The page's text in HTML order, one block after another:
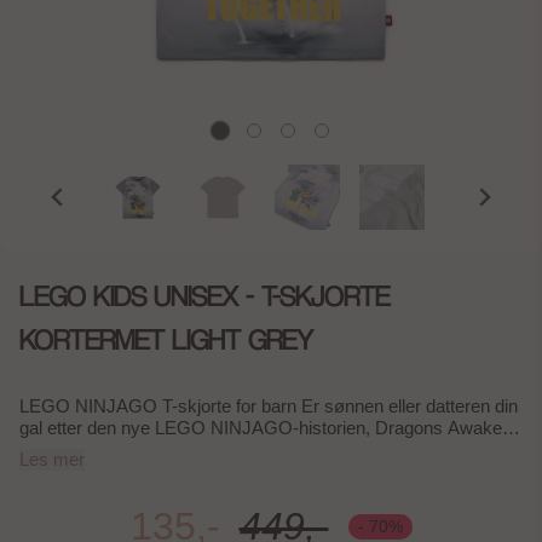
LEGO KIDS UNISEX - T-SKJORTE
KORTERMET LIGHT GREY
LEGO NINJAGO T-skjorte for barn Er sønnen eller datteren din
gal etter den nye LEGO NINJAGO-historien, Dragons Awaken?
Da bør du kjøpe denne superfine kortermede T-skjorten!
Ryggen og ermene er laget av økologisk bomull, mens fronten
forskjellige trykk foran, avhengig av hvilken farge T-skjorte du
Les mer
135,- 449,- - 70%